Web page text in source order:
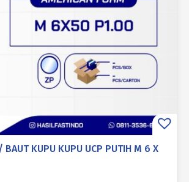
BAUT KUPU KUPU UCP PUTIH M 6 X